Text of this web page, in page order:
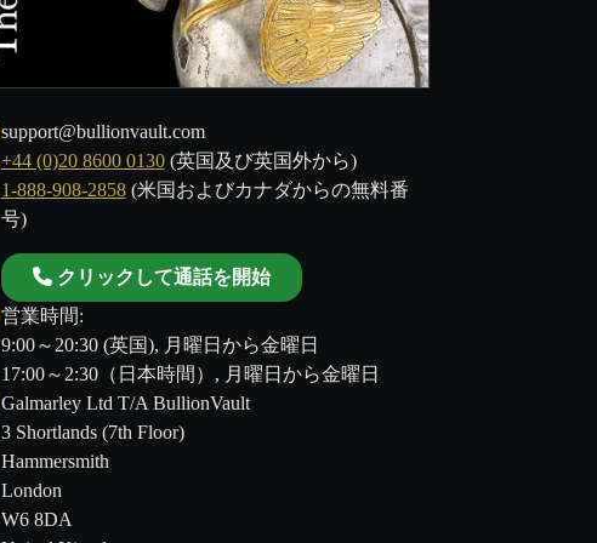
support@bullionvault.com
+44 (0)20 8600 0130(英国及び英国外から)
1-888-908-2858(米国およびカナダからの無料番
号)
クリックして通話を開始
営業時間:
9:00～20:30 (英国), 月曜日から金曜日
17:00～2:30（日本時間）, 月曜日から金曜日
Galmarley Ltd T/A BullionVault
3 Shortlands (7th Floor)
Hammersmith
London
W6 8DA